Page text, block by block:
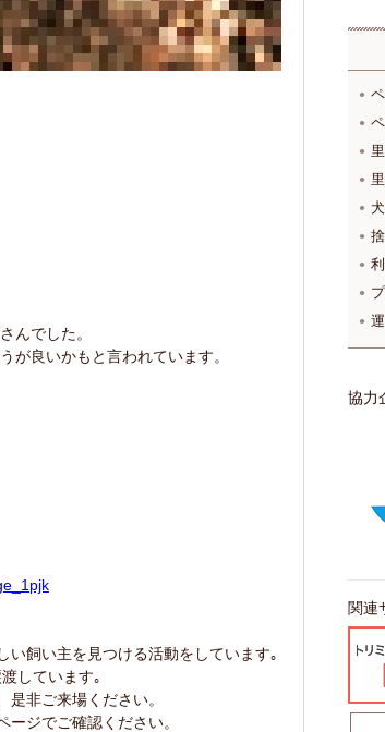
んでした。
が良いかもと言われています。
い飼い主を見つける活動をしています｡
しています｡
非ご来場ください。
ジでご確認ください。
協力
関連